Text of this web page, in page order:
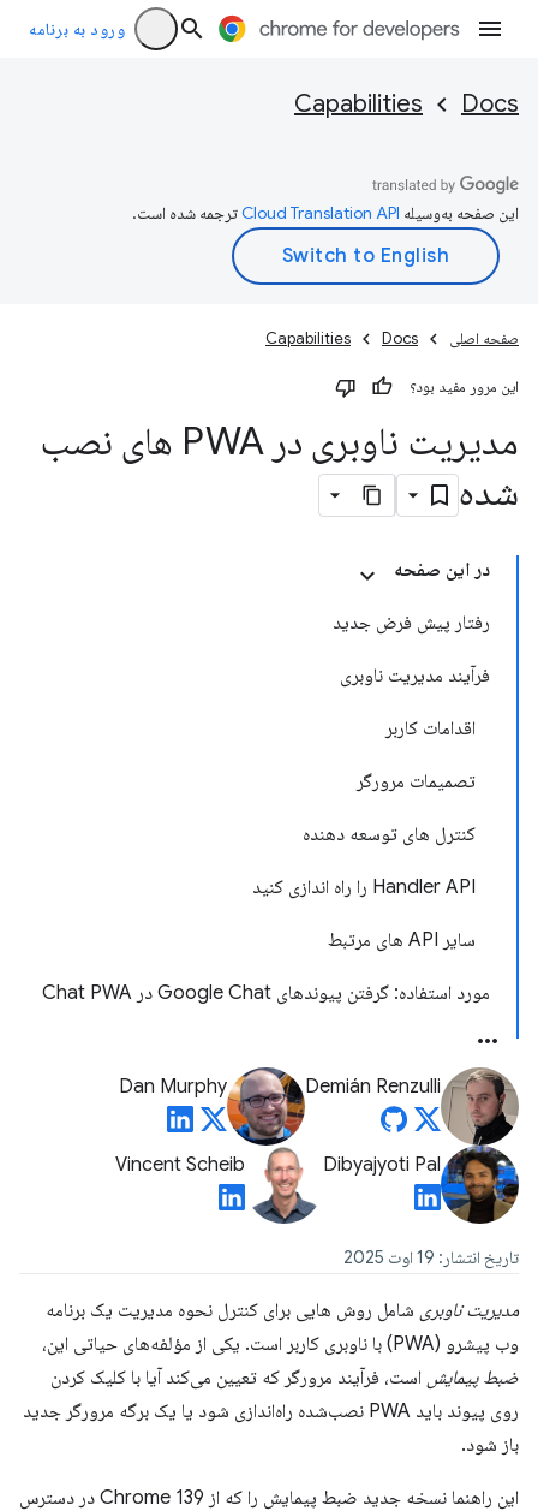
ورود به برنامه
Docs
Capabilities
این صفحه به‌وسیله ترجمه شده است.
صفحه اصلی Docs
Capabilities
این مرور مفید بود؟
مدیریت ناوبری در PWA های نصب
شده
در این صفحه
رفتار پیش فرض جدید
فرآیند مدیریت ناوبری
اقدامات کاربر
تصمیمات مرورگر
کنترل های توسعه دهنده
Handler API را راه اندازی کنید
سایر API های مرتبط
مورد استفاده: گرفتن پیوندهای Google Chat در Chat PWA
Demián Renzulli
Dan Murphy
Dibyajyoti Pal
Vincent Scheib
تاریخ انتشار: 19 اوت 2025
مدیریت ناوبری شامل روش هایی برای کنترل نحوه مدیریت یک برنامه
وب پیشرو (PWA) با ناوبری کاربر است. یکی از مؤلفه‌های حیاتی این،
ضبط پیمایش است، فرآیند مرورگر که تعیین می‌کند آیا با کلیک کردن
روی پیوند باید PWA نصب‌شده راه‌اندازی شود یا یک برگه مرورگر جدید
باز شود.
این راهنما نسخه جدید ضبط پیمایش را که از Chrome 139 در دسترس